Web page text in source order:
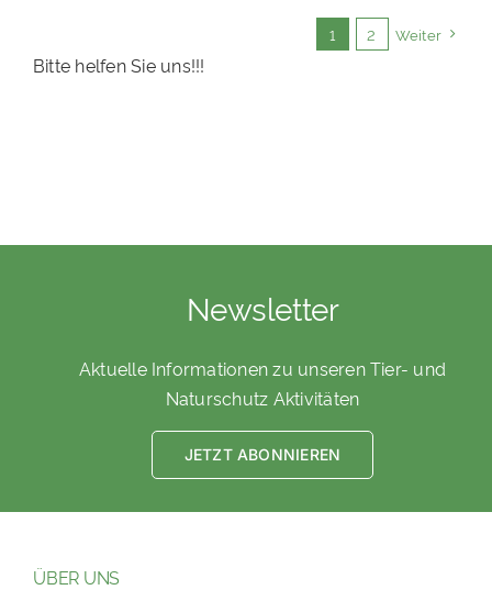
1 2 Weiter
Bitte helfen Sie uns!!!
Newsletter
Aktuelle Informationen zu unseren Tier- und
Naturschutz Aktivitäten
JETZT ABONNIEREN
ÜBER UNS